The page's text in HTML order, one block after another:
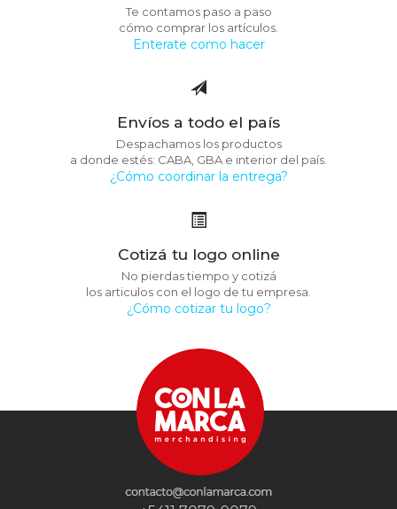
Te contamos paso a paso
cómo comprar los artículos.
Enterate como hacer
Envíos a todo el país
Despachamos los productos
a donde estés: CABA, GBA e interior del país.
¿Cómo coordinar la entrega?
Cotizá tu logo online
No pierdas tiempo y cotizá
los articulos con el logo de tu empresa.
¿Cómo cotizar tu logo?